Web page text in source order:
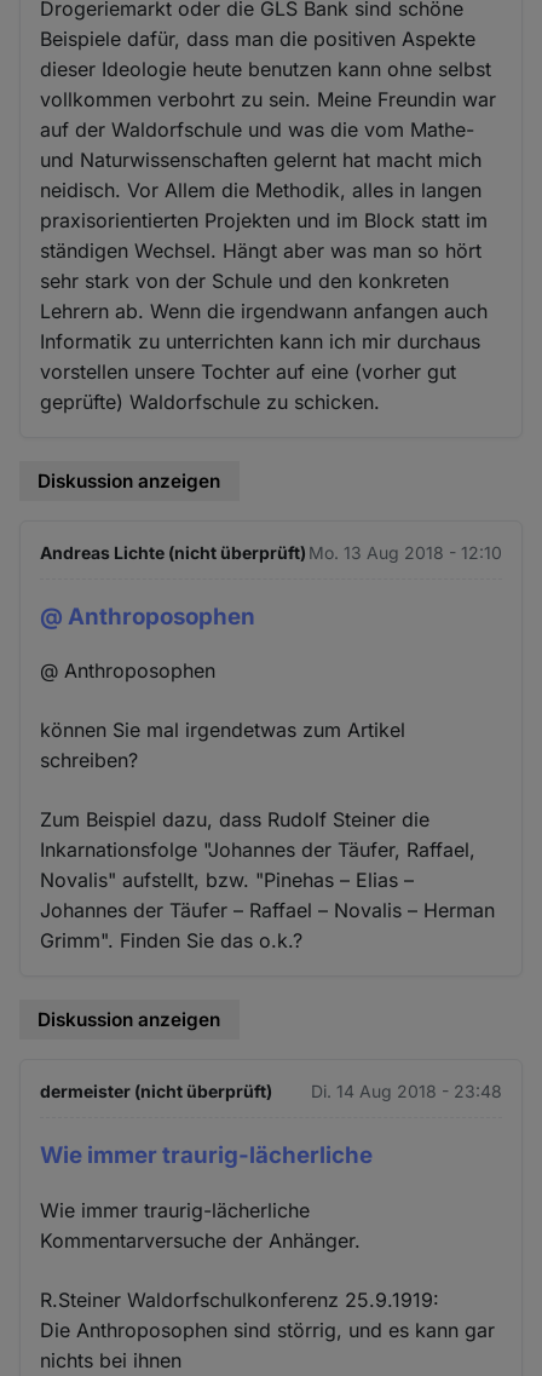
Drogeriemarkt oder die GLS Bank sind schöne
Beispiele dafür, dass man die positiven Aspekte
dieser Ideologie heute benutzen kann ohne selbst
vollkommen verbohrt zu sein. Meine Freundin war
auf der Waldorfschule und was die vom Mathe-
und Naturwissenschaften gelernt hat macht mich
neidisch. Vor Allem die Methodik, alles in langen
praxisorientierten Projekten und im Block statt im
ständigen Wechsel. Hängt aber was man so hört
sehr stark von der Schule und den konkreten
Lehrern ab. Wenn die irgendwann anfangen auch
Informatik zu unterrichten kann ich mir durchaus
vorstellen unsere Tochter auf eine (vorher gut
geprüfte) Waldorfschule zu schicken.
Diskussion anzeigen
Andreas Lichte (nicht überprüft) Mo. 13 Aug 2018 - 12:10
@ Anthroposophen
@ Anthroposophen
können Sie mal irgendetwas zum Artikel
schreiben?
Zum Beispiel dazu, dass Rudolf Steiner die
Inkarnationsfolge "Johannes der Täufer, Raffael,
Novalis" aufstellt, bzw. "Pinehas – Elias –
Johannes der Täufer – Raffael – Novalis – Herman
Grimm". Finden Sie das o.k.?
Diskussion anzeigen
dermeister (nicht überprüft) Di. 14 Aug 2018 - 23:48
Wie immer traurig-lächerliche
Wie immer traurig-lächerliche
Kommentarversuche der Anhänger.
R.Steiner Waldorfschulkonferenz 25.9.1919:
Die Anthroposophen sind störrig, und es kann gar
nichts bei ihnen